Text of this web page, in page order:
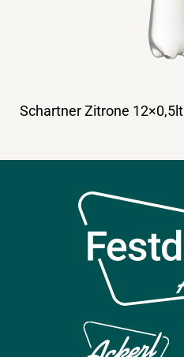
Schartner Zitrone 12×0,5lt